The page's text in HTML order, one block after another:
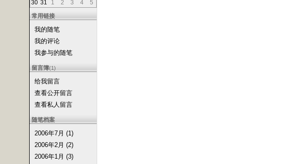
30 31 1 2 3 4
5
常用链接
我的随笔
我的评论
我参与的随笔
留言簿(1)
给我留言
查看公开留言
查看私人留言
随笔档案
2006年7月 (1)
2006年2月 (2)
2006年1月 (3)